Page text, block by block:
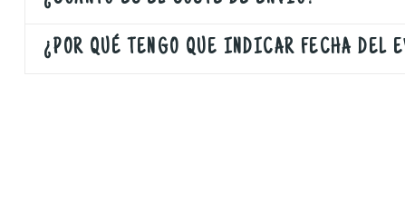
¿POR QUÉ TENGO QUE INDICAR FECHA DEL